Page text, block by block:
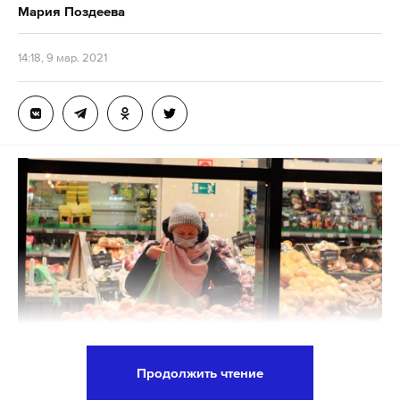
остальным разберутся специалисты по
канале.
общероссийского общественного движения «Союз
правых сил» Леонид Гозман рассказал, что
согласился прийти на прямой эфир 4 марта на
канал RT. Перед эфиром он дважды созвонился с
журналистом, бывшим депутатом Госдумы
Игорем Яковенко, обсудил с ним редакционную
политику канала и попросил помочь с подбором
Мария Поздеева
14:18, 9 мар. 2021
Продолжить чтение